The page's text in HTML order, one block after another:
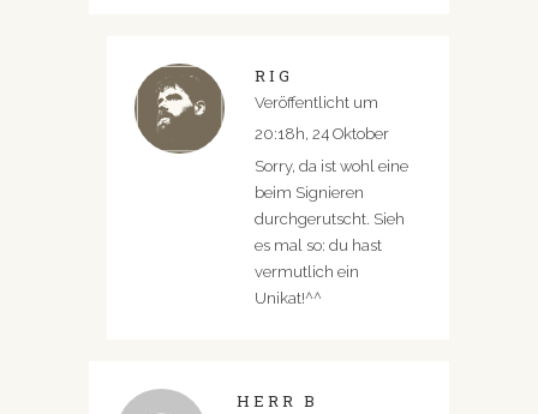
RIG
Veröffentlicht um
20:18h, 24 Oktober
Sorry, da ist wohl eine
beim Signieren
durchgerutscht. Sieh
es mal so: du hast
vermutlich ein
Unikat!^^
HERR B